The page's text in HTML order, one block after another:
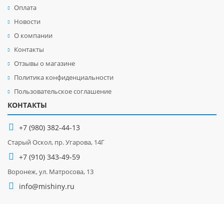
Оплата
Новости
О компании
Контакты
Отзывы о магазине
Политика конфиденциальности
Пользовательское соглашение
КОНТАКТЫ
+7 (980) 382-44-13
Старый Оскол, пр. Угарова, 14Г
+7 (910) 343-49-59
Воронеж, ул. Матросова, 13
info@mishiny.ru